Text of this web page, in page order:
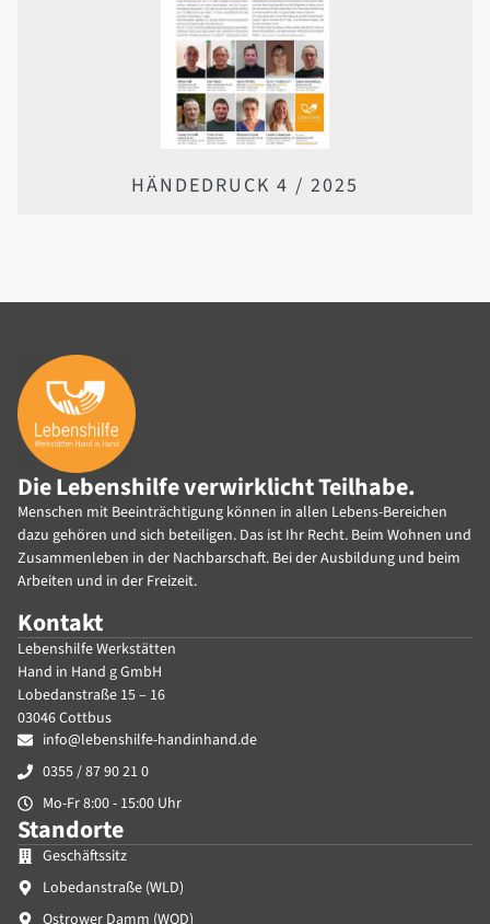
HÄNDEDRUCK 4 / 2025
Die Lebenshilfe verwirklicht Teilhabe.
Menschen mit Beeinträchtigung können in allen Lebens-Bereichen
dazu gehören und sich beteiligen. Das ist Ihr Recht. Beim Wohnen und
Zusammenleben in der Nachbarschaft. Bei der Ausbildung und beim
Arbeiten und in der Freizeit.
Kontakt
Lebenshilfe Werkstätten
Hand in Hand g GmbH
Lobedanstraße 15 – 16
03046 Cottbus
info@lebenshilfe-handinhand.de
0355 / 87 90 21 0
Mo-Fr 8:00 - 15:00 Uhr
Standorte
Geschäftssitz
Lobedanstraße (WLD)
Ostrower Damm (WOD)